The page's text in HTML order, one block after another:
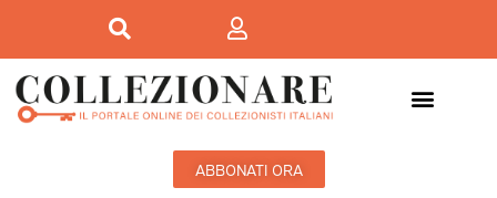
ABBONATI ORA